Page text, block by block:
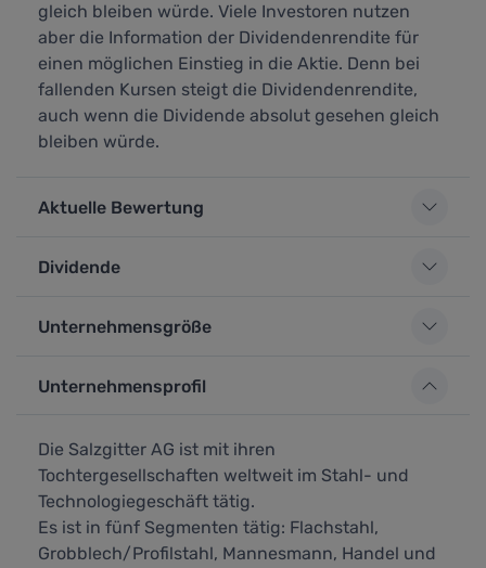
gleich bleiben würde. Viele Investoren nutzen
aber die Information der Dividendenrendite für
einen möglichen Einstieg in die Aktie. Denn bei
fallenden Kursen steigt die Dividendenrendite,
auch wenn die Dividende absolut gesehen gleich
bleiben würde.
Aktuelle Bewertung
Dividende
Unternehmensgröße
Unternehmensprofil
Die Salzgitter AG ist mit ihren
Tochtergesellschaften weltweit im Stahl- und
Technologiegeschäft tätig.
Es ist in fünf Segmenten tätig: Flachstahl,
Grobblech/Profilstahl, Mannesmann, Handel und